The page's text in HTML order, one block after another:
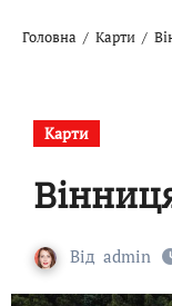
Головна Карти
Карти
Від admin